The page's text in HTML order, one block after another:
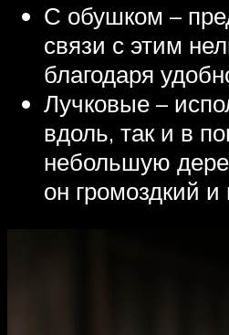
С обушком –
связи с этим
благодаря
Лучковые –
вдоль, так и в
небольшую
он громоздкий и